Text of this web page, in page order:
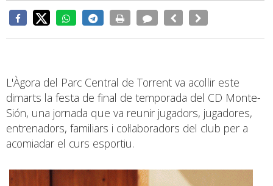
L'Àgora del Parc Central de Torrent va acollir este
dimarts la festa de final de temporada del CD Monte-
Sión, una jornada que va reunir jugadors, jugadores,
entrenadors, familiars i col·laboradors del club per a
acomiadar el curs esportiu.